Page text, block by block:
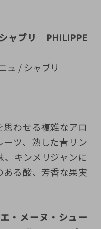
ャブリ PHILIPPE
ュ / シャブリ
わせる複雑なアロ
ツ、熟した青リン
キンメリジャンに
る酸、芳香な果実
・メーヌ・シュー